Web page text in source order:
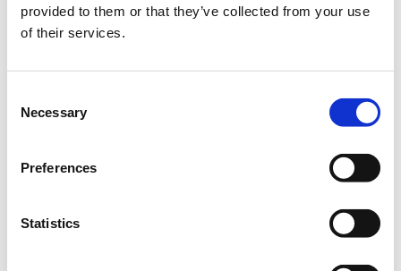
provided to them or that they’ve collected from your use
of their services.
Selection
Necessary
Preferences
Statistics
Empowered: New Ways of Working
Το πρόγραμμα Empowered της Coca-Cola Τρία Έψιλον σε
συνεργασία με την Socialinnov προσφέρει δωρεάν για όλους
για την ορθή χρήση ψηφιακών εργαλείων, με